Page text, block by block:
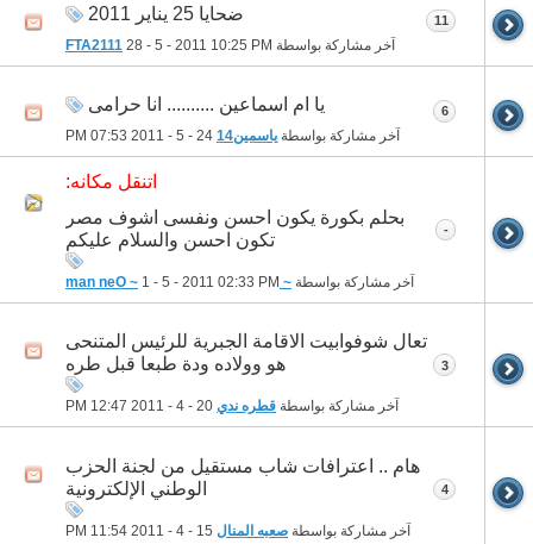
ضحايا 25 يناير 2011
آخر مشاركة بواسطة FTA2111 28 - 5 - 2011 10:25 PM
11
يا ام اسماعين .......... انا حرامى
آخر مشاركة بواسطة ياسمين14 07:53 PM
6
اتنقل مكانه:
بحلم بكورة يكون احسن ونفسى اشوف مصر
تكون احسن والسلام عليكم
آخر مشاركة بواسطة ~ man neO ~
1 - 5 - 2011 02:33 PM
-
تعال شوفوابيت الاقامة الجبرية للرئيس المتنحى
هو وولاده ودة طبعا قبل طره
آخر مشاركة بواسطة قطره ندي 12:47 PM
3
هام .. اعترافات شاب مستقيل من لجنة الحزب
الوطني الإلكترونية
آخر مشاركة بواسطة صعبه المنال 11:54 PM
4